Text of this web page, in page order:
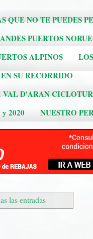
QUE NO TE PUEDES
PUERTOS
ALPINOS
SU RECORRIDO
D'ARAN
2020 NUESTRO
las entradas